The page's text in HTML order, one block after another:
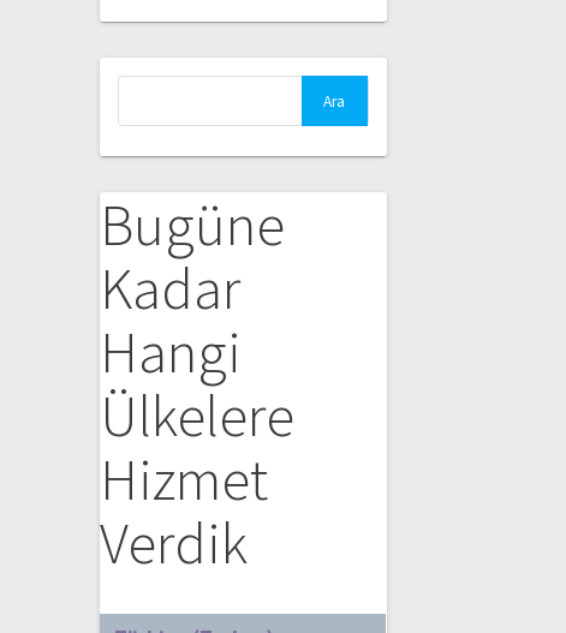
Bugüne
Kadar
Hangi
Ülkelere
Hizmet
Verdik